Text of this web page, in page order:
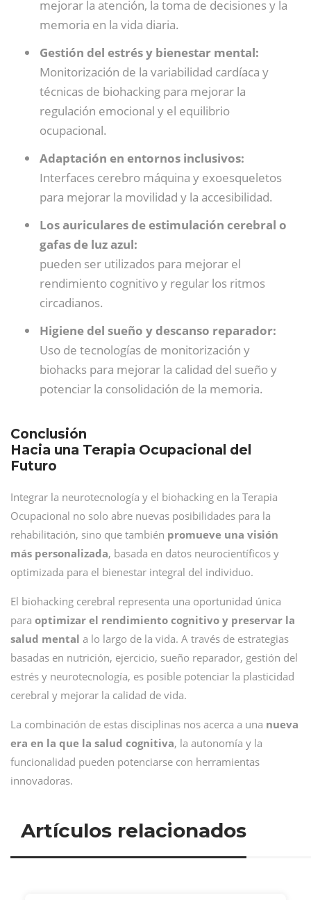
mejorar la atención, la toma de decisiones y la
memoria en la vida diaria.
Gestión del estrés y bienestar mental:
Monitorización de la variabilidad cardíaca y
técnicas de biohacking para mejorar la
regulación emocional y el equilibrio
ocupacional.
Adaptación en entornos inclusivos:
Interfaces cerebro máquina y exoesqueletos
para mejorar la movilidad y la accesibilidad.
Los auriculares de estimulación cerebral o
gafas de luz azul:
pueden ser utilizados para mejorar el
rendimiento cognitivo y regular los ritmos
circadianos.
Higiene del sueño y descanso reparador:
Uso de tecnologías de monitorización y
biohacks para mejorar la calidad del sueño y
potenciar la consolidación de la memoria.
Conclusión
Hacia una Terapia Ocupacional del
Futuro
Integrar la neurotecnología y el biohacking en la Terapia
Ocupacional no solo abre nuevas posibilidades para la
rehabilitación, sino que también promueve una visión
más personalizada, basada en datos neurocientíficos y
optimizada para el bienestar integral del individuo.
El biohacking cerebral representa una oportunidad única
para optimizar el rendimiento cognitivo y preservar la
salud mental a lo largo de la vida. A través de estrategias
basadas en nutrición, ejercicio, sueño reparador, gestión del
estrés y neurotecnología, es posible potenciar la plasticidad
cerebral y mejorar la calidad de vida.
La combinación de estas disciplinas nos acerca a una nueva
era en la que la salud cognitiva, la autonomía y la
funcionalidad pueden potenciarse con herramientas
innovadoras.
Artículos relacionados